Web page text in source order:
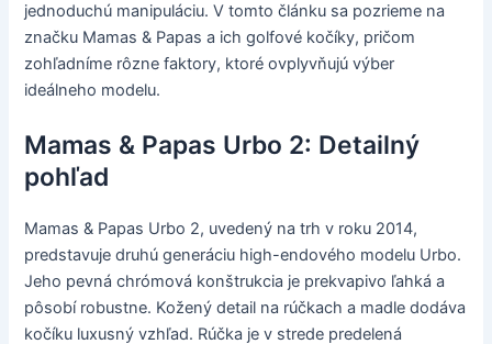
jednoduchú manipuláciu. V tomto článku sa pozrieme na
značku Mamas & Papas a ich golfové kočíky, pričom
zohľadníme rôzne faktory, ktoré ovplyvňujú výber
ideálneho modelu.
Mamas & Papas Urbo 2: Detailný
pohľad
Mamas & Papas Urbo 2, uvedený na trh v roku 2014,
predstavuje druhú generáciu high-endového modelu Urbo.
Jeho pevná chrómová konštrukcia je prekvapivo ľahká a
pôsobí robustne. Kožený detail na rúčkach a madle dodáva
kočíku luxusný vzhľad. Rúčka je v strede predelená